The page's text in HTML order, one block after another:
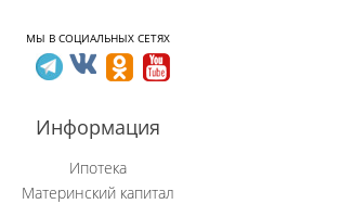
МЫ В СОЦИАЛЬНЫХ СЕТЯХ
Информация
Ипотека
Материнский капитал